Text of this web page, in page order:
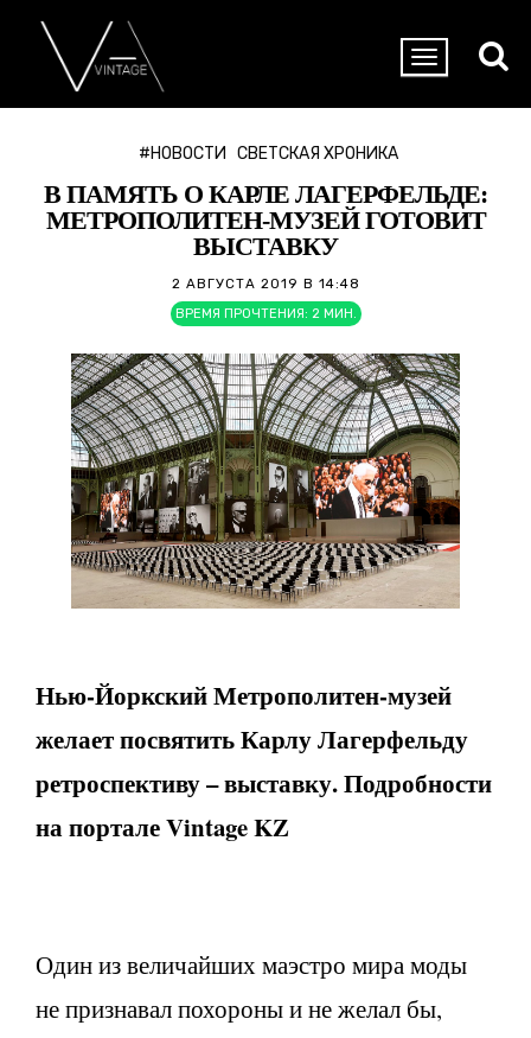
#НОВОСТИ СВЕТСКАЯ ХРОНИКА
В ПАМЯТЬ О КАРЛЕ ЛАГЕРФЕЛЬДЕ:
МЕТРОПОЛИТЕН-МУЗЕЙ ГОТОВИТ
ВЫСТАВКУ
2 АВГУСТА 2019 В 14:48
ВРЕМЯ ПРОЧТЕНИЯ: 2 МИН.
Нью-Йоркский Метрополитен-музей
желает посвятить Карлу Лагерфельду
ретроспективу – выставку. Подробности
на портале Vintage KZ
Один из величайших маэстро мира моды
не признавал похороны и не желал бы,